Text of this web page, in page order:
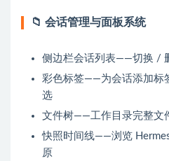
📁 会话管理与面板系统
侧边栏会话列表——切换 /
彩色标签——为会话添加标
选
文件树——工作目录完整文
快照时间线——浏览
原